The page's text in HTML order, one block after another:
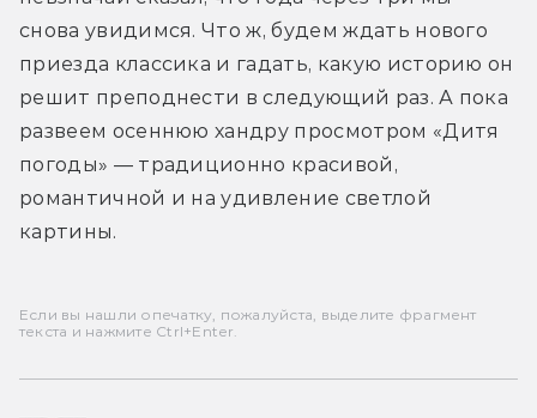
снова увидимся. Что ж, будем ждать нового
приезда классика и гадать, какую историю он
решит преподнести в следующий раз. А пока
развеем осеннюю хандру просмотром «Дитя
погоды» — традиционно красивой,
романтичной и на удивление светлой
картины.
Если вы нашли опечатку, пожалуйста, выделите фрагмент
текста и нажмите Ctrl+Enter.